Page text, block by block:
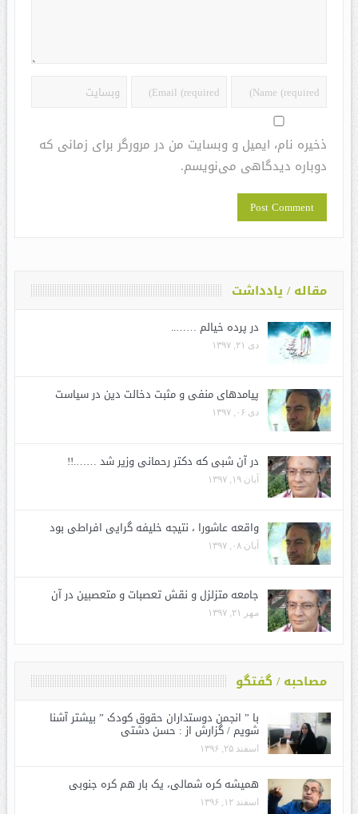
ذخیره نام، ایمیل و وبسایت من در مرورگر برای زمانی که
دوباره دیدگاهی می‌نویسم.
مقاله / یادداشت
در پرده خیالم ……..
دی ۲۱, ۱۳۹۷
پیامدهای منفی و مثبت دخالت دین در سیاست
دی ۰۶, ۱۳۹۷
در آن شبی که دکتر رحمانی وزیر شد …….!!
آبان ۱۹, ۱۳۹۷
واقعه عاشورا ، نتیجه خلیفه گرایی افراطی بود
آبان ۰۸, ۱۳۹۷
جامعه متزلزل و نقش تعصبات و متعصبین در آن
مهر ۲۱, ۱۳۹۷
مصاحبه / گفتگو
با ” انجمن دوستداران حقوق کودک ” بیشتر آشنا
شویم / گزارش از : حسن دشتی
اسفند ۲۵, ۱۳۹۶
همیشه کره شمالی، یک بار هم کره جنوبی
اسفند ۱۲, ۱۳۹۶